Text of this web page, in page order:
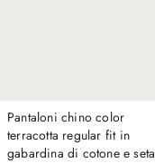
Pantaloni chino color
terracotta regular fit in
gabardina di cotone e seta